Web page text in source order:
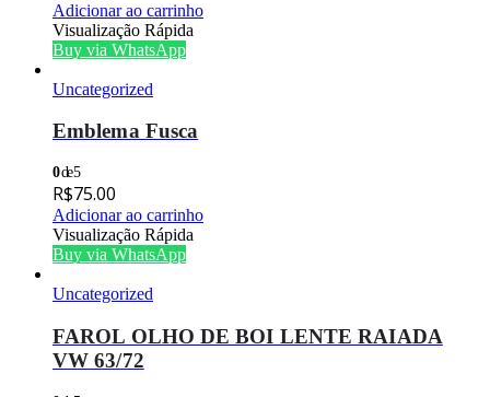
Adicionar ao carrinho
Visualização Rápida
Buy via WhatsApp
Uncategorized
Emblema Fusca
0de 5
R$75.00
Adicionar ao carrinho
Visualização Rápida
Buy via WhatsApp
Uncategorized
FAROL OLHO DE BOI LENTE RAIADA
VW 63/72